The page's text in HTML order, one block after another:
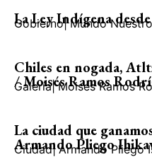
La Ley Indígena
Gobierno| Mundo Nuestro
Chiles en nogada,
/ Moisés Ramos
Galería| Moisés Ramos
La ciudad que
Armando Pliego
Ciudad| Armando Pliego